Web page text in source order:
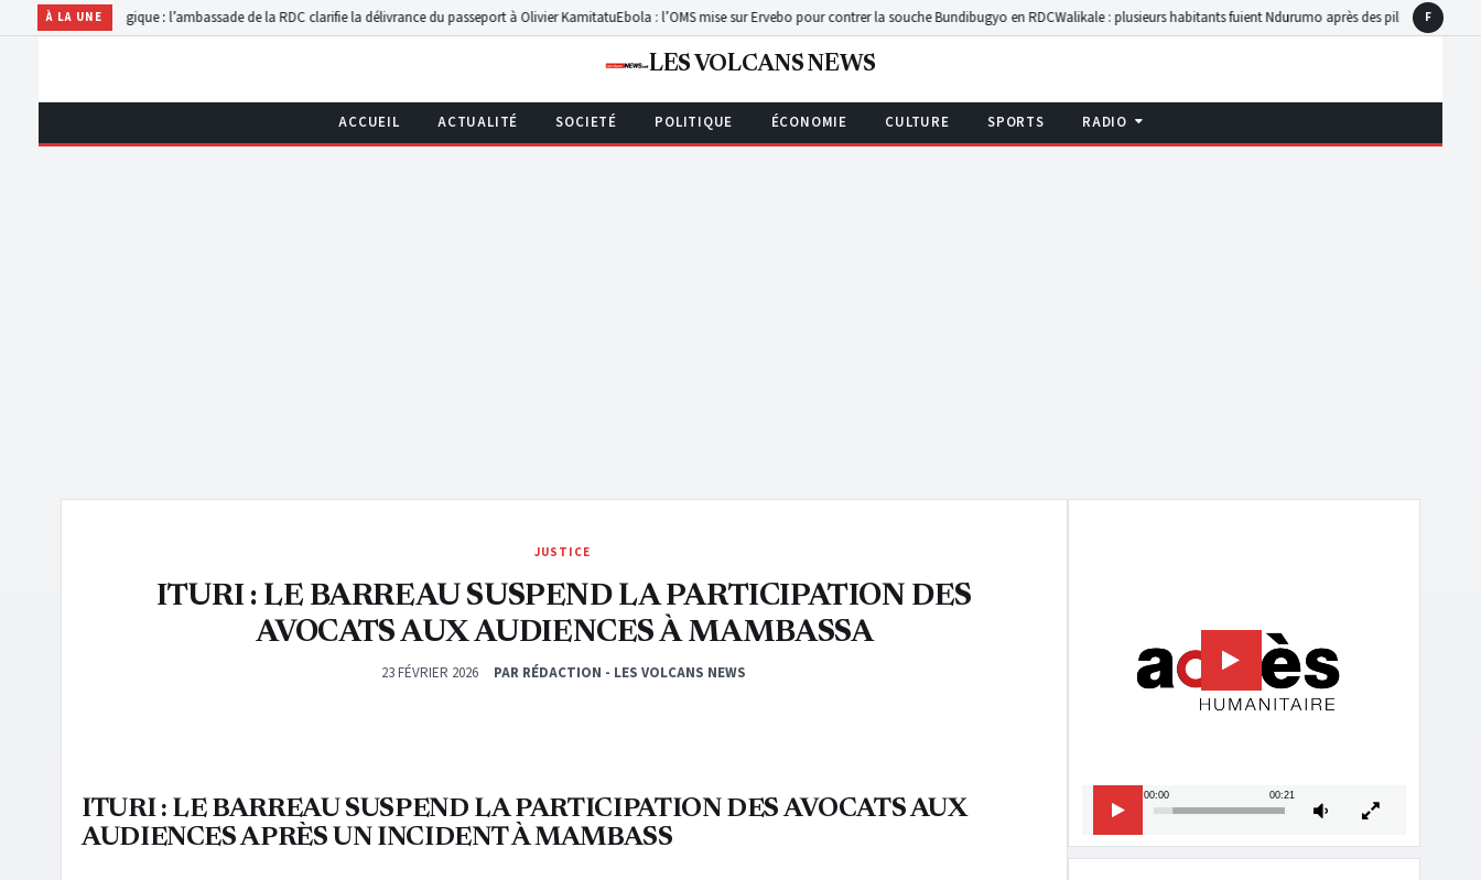
À LA UNE
le genre Belgique : l’ambassade de la RDC clarifie la délivrance du passeport à Olivier KamitatuEbola : l’OMS mise sur Ervebo pour contrer la souche Bundibugyo en RDCWalikale : plusieurs habitants fuient Ndurumo après des pillages signalés sur
F
ACCUEIL ACTUALITÉ SOCIETÉ POLITIQUE ÉCONOMIE CULTURE SPORTS RADIO
LES VOLCANS NEWS
JUSTICE
ITURI : LE BARREAU SUSPEND LA PARTICIPATION DES
AVOCATS AUX AUDIENCES À MAMBASSA
23 FÉVRIER 2026 PAR RÉDACTION - LES VOLCANS NEWS
ITURI : LE BARREAU SUSPEND LA PARTICIPATION DES AVOCATS AUX
AUDIENCES APRÈS UN INCIDENT À MAMBASS
00:00 00:21